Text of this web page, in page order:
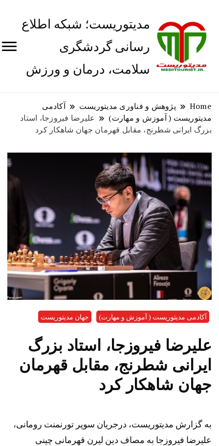
مدیتوریست؛ شبکه اطلاع
رسانی گردشگری
سلامت، درمان و ورزش
Home پژوهش و فناوری مدیتوریست
آکادمی
مدیتوریست ( آموزش و مهارت)
علیرضا فیروزجا، استاد
بزرگ ایرانی شطرنج، مقابل قهرمان جهان شاهکار کرد
آکادمی مدیتوریست ( آموزش و مهارت) جهان مدیتوریست
علیرضا فیروزجا، استاد بزرگ
ایرانی شطرنج، مقابل قهرمان
جهان شاهکار کرد
به گزارش مدیتوریست، درجریان سوپر تورنمنت رومانی،
علیرضا فیروزجا به مصاف دین لیرن قهرمانی چینی